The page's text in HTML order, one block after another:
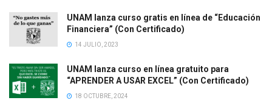
UNAM lanza curso gratis en línea de “Educación
Financiera” (Con Certificado)
14 JULIO, 2023
UNAM lanza curso en línea gratuito para
“APRENDER A USAR EXCEL” (Con Certificado)
18 OCTUBRE, 2024